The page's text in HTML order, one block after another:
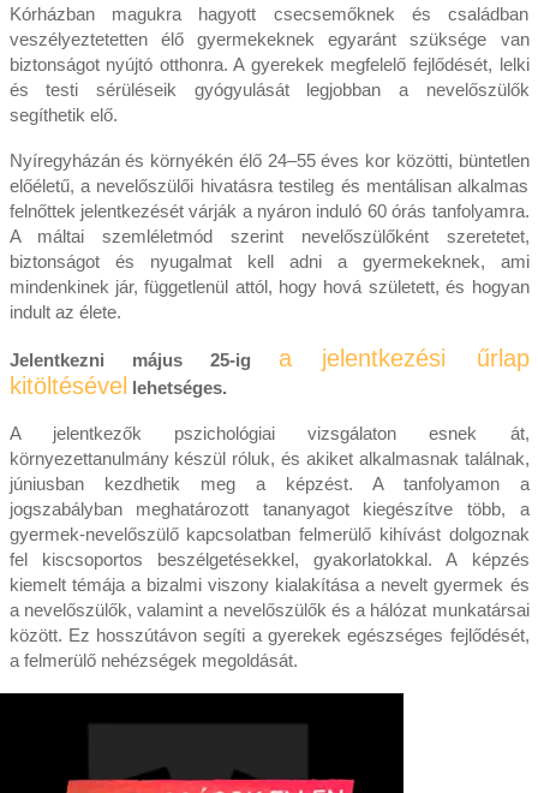
Kórházban magukra hagyott csecsemőknek és családban
veszélyeztetetten élő gyermekeknek egyaránt szüksége van
biztonságot nyújtó otthonra. A gyerekek megfelelő fejlődését, lelki
és testi sérüléseik gyógyulását legjobban a nevelőszülők
segíthetik elő.
Nyíregyházán és környékén élő 24–55 éves kor közötti, büntetlen
előéletű, a nevelőszülői hivatásra testileg és mentálisan alkalmas
felnőttek jelentkezését várják a nyáron induló 60 órás tanfolyamra.
A máltai szemléletmód szerint nevelőszülőként szeretetet,
biztonságot és nyugalmat kell adni a gyermekeknek, ami
mindenkinek jár, függetlenül attól, hogy hová született, és hogyan
indult az élete.
Jelentkezni május 25-iga jelentkezési űrlap
kitöltésével lehetséges.
A jelentkezők pszichológiai vizsgálaton esnek át,
környezettanulmány készül róluk, és akiket alkalmasnak találnak,
júniusban kezdhetik meg a képzést. A tanfolyamon a
jogszabályban meghatározott tananyagot kiegészítve több, a
gyermek-nevelőszülő kapcsolatban felmerülő kihívást dolgoznak
fel kiscsoportos beszélgetésekkel, gyakorlatokkal. A képzés
kiemelt témája a bizalmi viszony kialakítása a nevelt gyermek és
a nevelőszülők, valamint a nevelőszülők és a hálózat munkatársai
között. Ez hosszútávon segíti a gyerekek egészséges fejlődését,
a felmerülő nehézségek megoldását.